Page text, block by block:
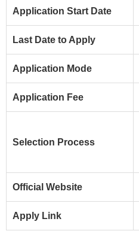
Application Start Date
Last Date to Apply
Application Mode
Application Fee
Selection Process
Official Website
Apply Link